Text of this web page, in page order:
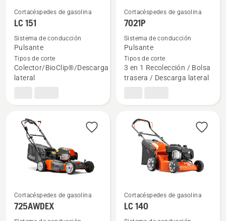
Ver
más
detalles
sobre
LC 151
Cortacéspedes de gasolina
LC 151
Sistema de conducción
Pulsante
Tipos de corte
Colector/BioClip®/Descarga
lateral
Ver
más
detalles
sobre
7021P
Cortacéspedes de gasolina
7021P
Sistema de conducción
Pulsante
Tipos de corte
3 en 1 Recolección / Bolsa
trasera / Descarga lateral
Ver
más
Cortacéspedes de gasolina
725AWDEX
Ver
más
Cortacéspedes de gasolina
LC 140